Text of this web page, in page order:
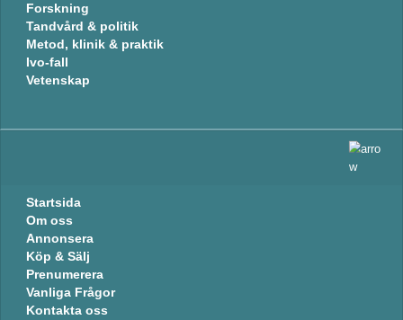
Forskning
Tandvård & politik
Metod, klinik & praktik
Ivo-fall
Vetenskap
Startsida
Om oss
Annonsera
Köp & Sälj
Prenumerera
Vanliga Frågor
Kontakta oss